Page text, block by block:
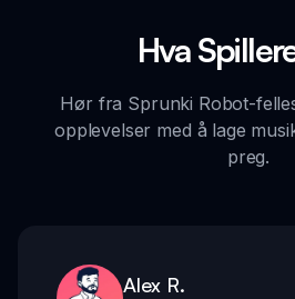
Hva
Hør fra Sprunki Robot-
opplevelser med å lage
preg.
Alex R.